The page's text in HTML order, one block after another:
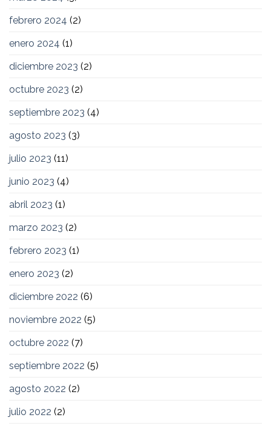
febrero 2024 (2)
enero 2024 (1)
diciembre 2023 (2)
octubre 2023 (2)
septiembre 2023 (4)
agosto 2023 (3)
julio 2023 (11)
junio 2023 (4)
abril 2023 (1)
marzo 2023 (2)
febrero 2023 (1)
enero 2023 (2)
diciembre 2022 (6)
noviembre 2022 (5)
octubre 2022 (7)
septiembre 2022 (5)
agosto 2022 (2)
julio 2022 (2)